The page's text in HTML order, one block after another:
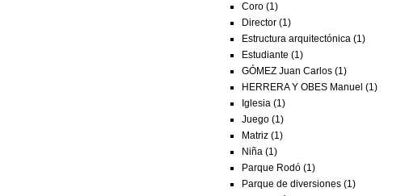
Coro (1)
Director (1)
Estructura arquitectónica (1)
Estudiante (1)
GÓMEZ Juan Carlos (1)
HERRERA Y OBES Manuel (1)
Iglesia (1)
Juego (1)
Matriz (1)
Niña (1)
Parque Rodó (1)
Parque de diversiones (1)